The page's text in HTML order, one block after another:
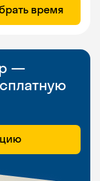
время
—